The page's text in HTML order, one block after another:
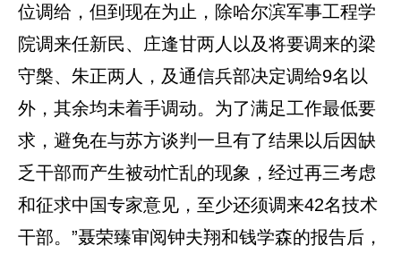
位调给，但到现在为止，除哈尔滨军事工程学
院调来任新民、庄逢甘两人以及将要调来的梁
守槃、朱正两人，及通信兵部决定调给9名以
外，其余均未着手调动。为了满足工作最低要
求，避免在与苏方谈判一旦有了结果以后因缺
乏干部而产生被动忙乱的现象，经过再三考虑
和征求中国专家意见，至少还须调来42名技术
干部。”聂荣臻审阅钟夫翔和钱学森的报告后，